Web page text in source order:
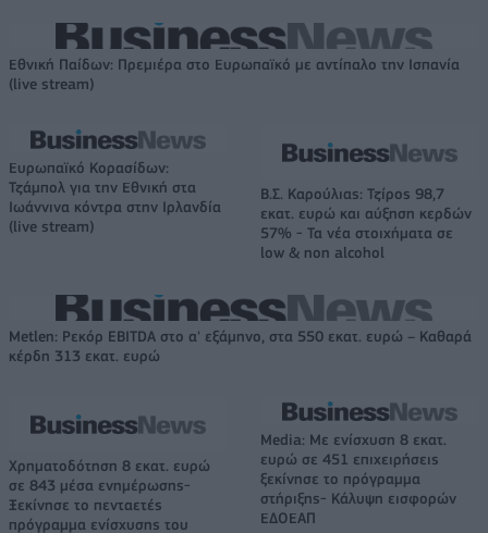
Εθνική Παίδων: Πρεμιέρα στο Ευρωπαϊκό με αντίπαλο την Ισπανία
(live stream)
Ευρωπαϊκό Κορασίδων:
Τζάμπολ για την Εθνική στα
Ιωάννινα κόντρα στην Ιρλανδία
(live stream)
Β.Σ. Καρούλιας: Τζίρος 98,7
εκατ. ευρώ και αύξηση κερδών
57% - Τα νέα στοιχήματα σε
low & non alcohol
Metlen: Ρεκόρ EBITDA στο α' εξάμηνο, στα 550 εκατ. ευρώ – Καθαρά
κέρδη 313 εκατ. ευρώ
Χρηματοδότηση 8 εκατ. ευρώ
σε 843 μέσα ενημέρωσης-
Ξεκίνησε το πενταετές
πρόγραμμα ενίσχυσης του
Media: Με ενίσχυση 8 εκατ.
ευρώ σε 451 επιχειρήσεις
ξεκίνησε το πρόγραμμα
στήριξης- Κάλυψη εισφορών
ΕΔΟΕΑΠ